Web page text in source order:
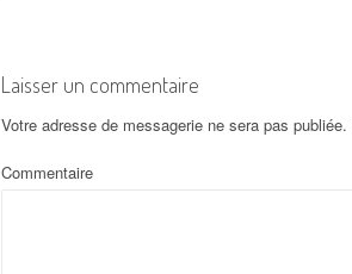
Laisser un commentaire
Votre adresse de messagerie ne sera pas publiée.
Commentaire